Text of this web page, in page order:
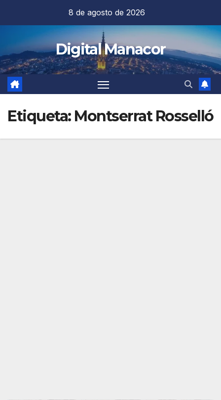
contenido
8 de agosto de 2026
Digital Manacor
Etiqueta: Montserrat Rosselló